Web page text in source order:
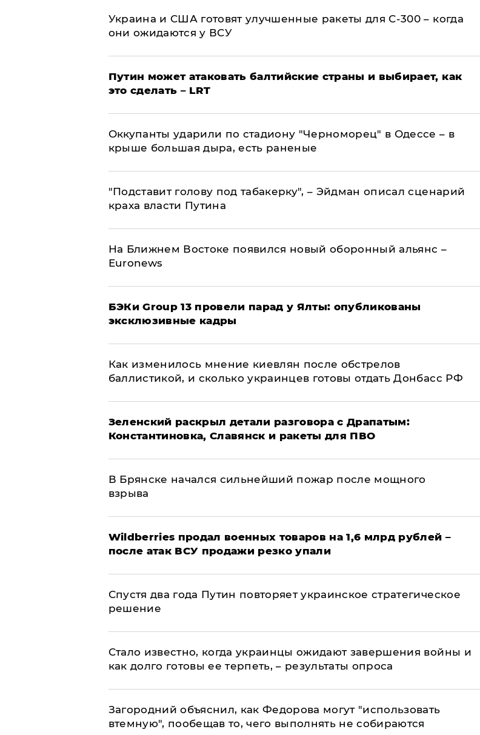
Украина и США готовят улучшенные ракеты для С-300 – когда
они ожидаются у ВСУ
Путин может атаковать балтийские страны и выбирает, как
это сделать – LRT
Оккупанты ударили по стадиону "Черноморец" в Одессе – в
крыше большая дыра, есть раненые
​"Подставит голову под табакерку", – Эйдман описал сценарий
краха власти Путина
На Ближнем Востоке появился новый оборонный альянс –
Euronews
​БЭКи Group 13 провели парад у Ялты: опубликованы
эксклюзивные кадры
Как изменилось мнение киевлян после обстрелов
баллистикой, и сколько украинцев готовы отдать Донбасс РФ
​Зеленский раскрыл детали разговора с Драпатым:
Константиновка, Славянск и ракеты для ПВО
В Брянске начался сильнейший пожар после мощного
взрыва
​Wildberries продал военных товаров на 1,6 млрд рублей –
после атак ВСУ продажи резко упали
Спустя два года Путин повторяет украинское стратегическое
решение
Стало известно, когда украинцы ожидают завершения войны и
как долго готовы ее терпеть, – результаты опроса
Загородний объяснил, как Федорова могут "использовать
втемную", пообещав то, чего выполнять не собираются